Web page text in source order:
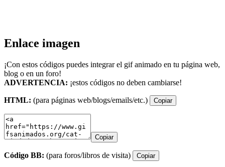
Enlace imagen
¡Con estos códigos puedes integrar el gif animado en tu página web,
blog o en un foro!
ADVERTENCIA: ¡estos códigos no deben cambiarse!
HTML: (para páginas web/blogs/emails/etc.) Copiar
Copiar
Código BB: (para foros/libros de visita) Copiar